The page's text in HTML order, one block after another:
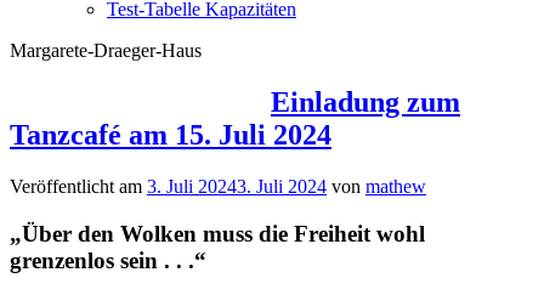
Test-Tabelle Kapazitäten
Margarete-Draeger-Haus
Einladung zum
Tanzcafé am 15. Juli 2024
Veröffentlicht am 3. Juli 20243. Juli 2024 von mathew
„Über den Wolken muss die Freiheit wohl
grenzenlos sein . . .“